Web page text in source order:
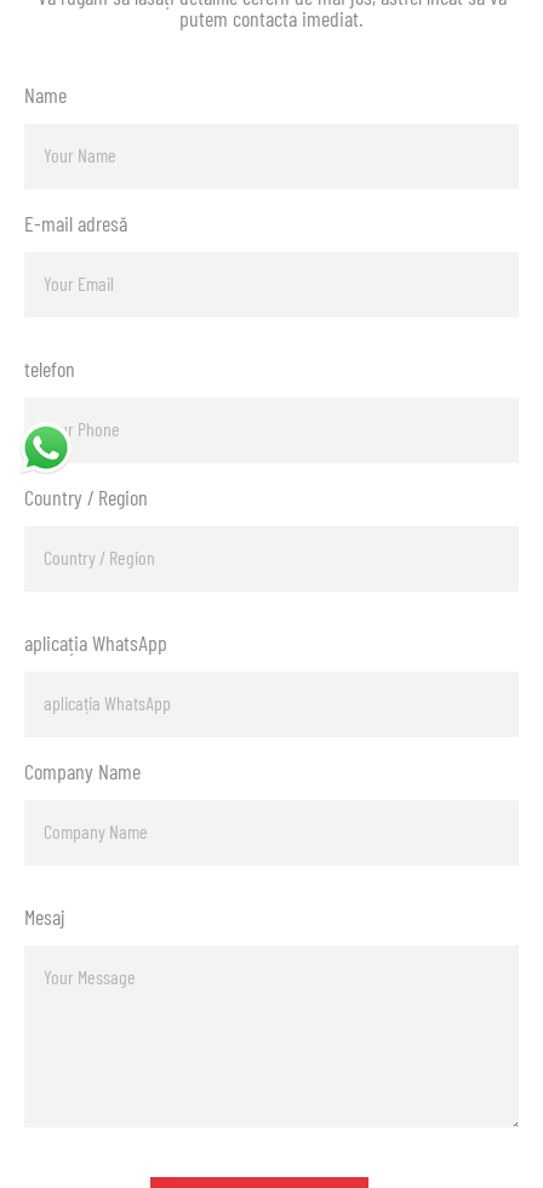
putem contacta imediat.
Name
E-mail adresă
telefon
Country / Region
aplicația WhatsApp
Company Name
Mesaj